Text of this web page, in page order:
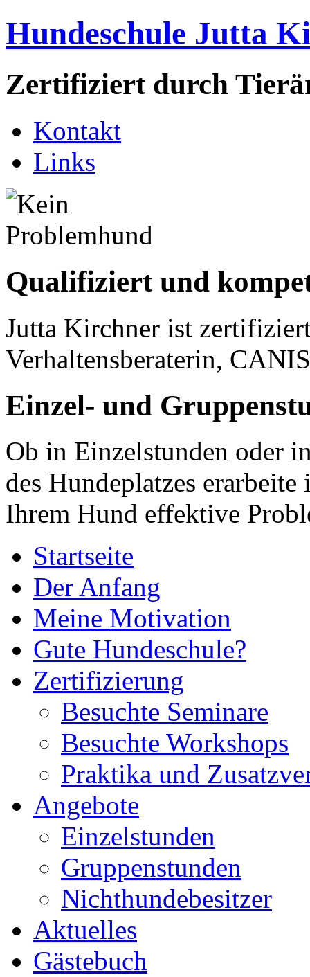
Hundeschule Jutta
Zertifiziert durch
Kontakt
Links
Qualifiziert und
Jutta Kirchner ist
Verhaltensberaterin,
Einzel- und
Ob in Einzelstunden oder
des Hundeplatzes
Ihrem Hund effektive
Startseite
Der Anfang
Meine Motivation
Gute Hundeschule?
Zertifizierung
Besuchte Seminare
Besuchte Workshops
Praktika und
Angebote
Einzelstunden
Gruppenstunden
Nichthundebesitzer
Aktuelles
Gästebuch